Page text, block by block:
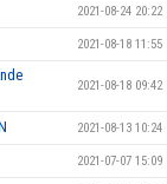
2021-08-24 20:22
2021-08-18 11:55
2021-08-18 09:42
2021-08-13 10:24
2021-07-07 15:09